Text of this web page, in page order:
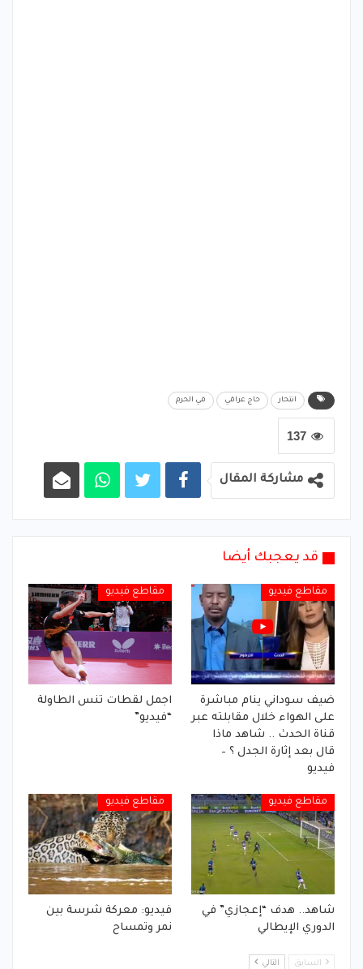
انتحار حاج عراقي في الحرم
137
مشاركة المقال
قد يعجبك أيضا
مقاطع فيديو
ضيف سوداني ينام مباشرة
على الهواء خلال مقابلته عبر
قناة الحدث .. شاهد ماذا
قال بعد إثارة الجدل ؟ –
فيديو
مقاطع فيديو
اجمل لقطات تنس الطاولة
“فيديو”
مقاطع فيديو
شاهد.. هدف “إعجازي” في
الدوري الإيطالي
مقاطع فيديو
فيديو: معركة شرسة بين
نمر وتمساح
السابق التالي